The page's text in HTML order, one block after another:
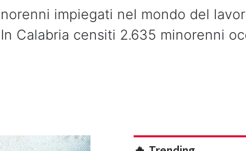
impiegati nel mondo del
Calabria censiti 2.635 minorenni